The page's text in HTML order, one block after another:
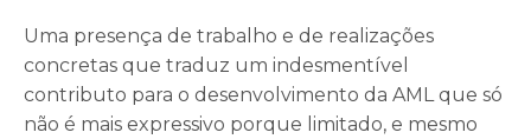
Uma presença de trabalho e de realizações
concretas que traduz um indesmentível
contributo para o desenvolvimento da AML que só
não é mais expressivo porque limitado, e mesmo